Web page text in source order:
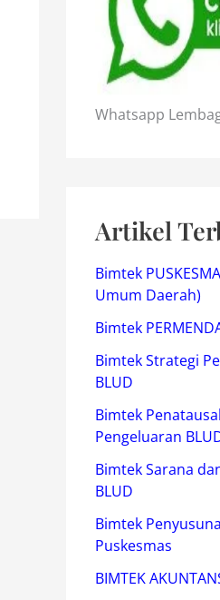
Whatsapp
Artikel
Bimtek
Umum Daerah)
Bimtek
Bimtek Strategi
BLUD
Bimtek
Pengeluaran
Bimtek Sarana
BLUD
Bimtek
Puskesmas
BIMTEK